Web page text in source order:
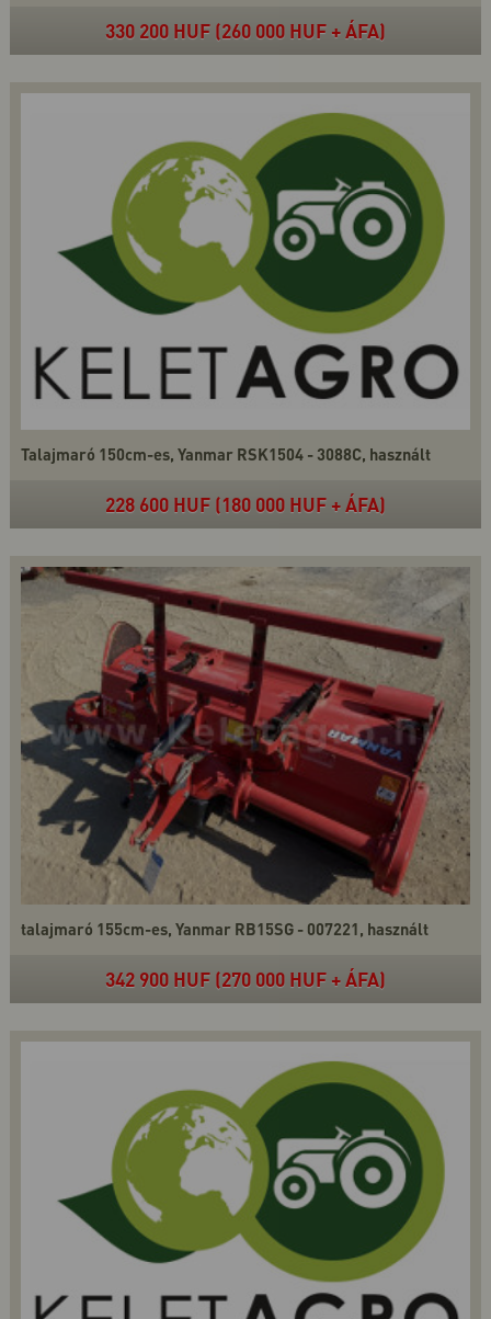
330 200 HUF (260 000 HUF + ÁFA)
Talajmaró 150cm-es, Yanmar RSK1504 - 3088C, használt
228 600 HUF (180 000 HUF + ÁFA)
talajmaró 155cm-es, Yanmar RB15SG - 007221, használt
342 900 HUF (270 000 HUF + ÁFA)